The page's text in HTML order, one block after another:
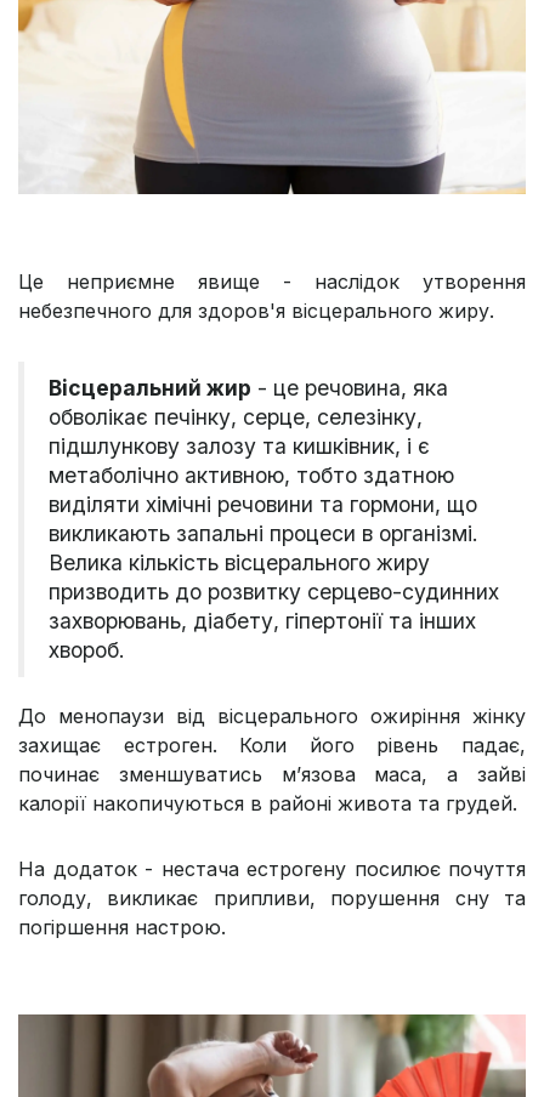
Це неприємне явище - наслідок утворення
небезпечного для здоров'я вісцерального жиру.
Вісцеральний жир - це речовина, яка
обволікає печінку, серце, селезінку,
підшлункову залозу та кишківник, і є
метаболічно активною, тобто здатною
виділяти хімічні речовини та гормони, що
викликають запальні процеси в організмі.
Велика кількість вісцерального жиру
призводить до розвитку серцево-судинних
захворювань, діабету, гіпертонії та інших
хвороб.
До менопаузи від вісцерального ожиріння жінку
захищає естроген. Коли його рівень падає,
починає зменшуватись м’язова маса, а зайві
калорії накопичуються в районі живота та грудей.
На додаток - нестача естрогену посилює почуття
голоду, викликає припливи, порушення сну та
погіршення настрою.